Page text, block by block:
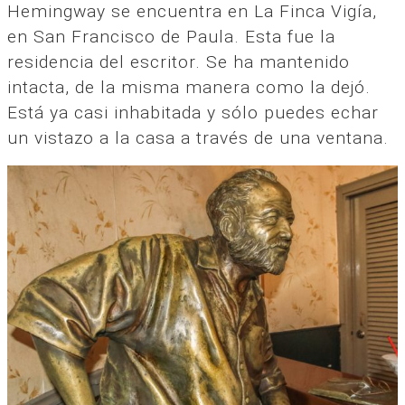
Hemingway se encuentra en La Finca Vigía,
en San Francisco de Paula. Esta fue la
residencia del escritor. Se ha mantenido
intacta, de la misma manera como la dejó.
Está ya casi inhabitada y sólo puedes echar
un vistazo a la casa a través de una ventana.